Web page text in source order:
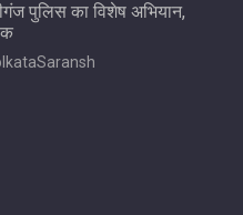
पुलिस का विशेष अभियान,